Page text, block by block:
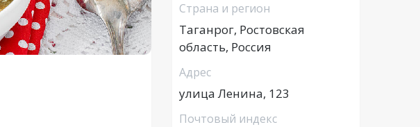
Страна и регион
Таганрог, Ростовская
область, Россия
Адрес
улица Ленина, 123
Почтовый индекс